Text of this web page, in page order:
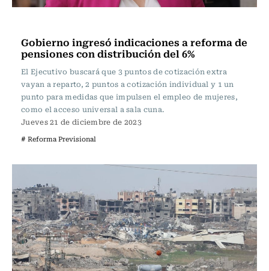
Gobierno ingresó indicaciones a reforma de
pensiones con distribución del 6%
El Ejecutivo buscará que 3 puntos de cotización extra
vayan a reparto, 2 puntos a cotización individual y 1 un
punto para medidas que impulsen el empleo de mujeres,
como el acceso universal a sala cuna.
Jueves 21 de diciembre de 2023
# Reforma Previsional